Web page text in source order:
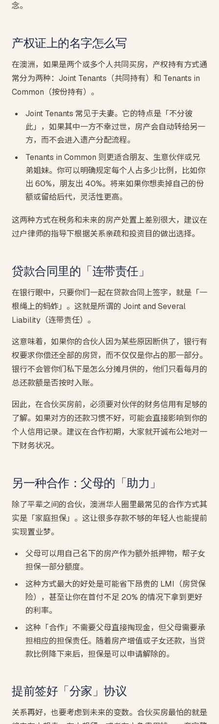
念。
产权证上的名字怎么写
在澳洲，如果是两个或多个人共同买房，产权持有方式通
常分为两种：Joint Tenants（共同持有）和 Tenants in
Common（按份持有）。
Joint Tenants 常见于夫妻。它的特点是「不分彼
此」，如果其中一方不幸过世，房产会自动转给另一
方，而不会进入遗产分配流程。
Tenants in Common 则更适合朋友、生意伙伴或兄
弟姐妹。你可以明确规定每个人占多少比例，比如你
出 60%，朋友出 40%。将来如果你想卖掉自己的份
额或留给后代，灵活性更高。
这两种方式在税务和未来的房产处置上差别很大，建议在
过户律师的指导下根据关系亲疏和投资目的做出选择。
贷款合同里的「连带责任」
在银行眼中，只要你们一起在贷款合同上签字，就是「一
根绳上的蚂蚱」。这就是所谓的 Joint and Several
Liability（连带责任）。
这意味着，如果你的合伙人因为某些原因断供了，银行有
权要求你偿还全部的房贷，而不仅仅是你占的那一部分。
银行不会管你们私下是怎么分摊月供的，他们只看每月的
总还款额是否按时入账。
因此，在合伙买房前，必须要对伙伴的财务信用有足够的
了解。如果对方的还款习惯不好，可能会直接影响到你的
个人信用记录。建议在合作初期，大家就开诚布公地对一
下财务状况。
另一种合作：父母的「助力」
除了平辈之间的合伙，澳洲华人圈里最常见的合作方式其
实是「家庭担保」。这让很多存款不够的年轻人也能提前
实现置业梦。
父母可以用自己名下的房产作为额外抵押物，帮子女
担保一部分额度。
这种方式最大的好处是可能省下昂贵的 LMI（房贷保
险），甚至让你在首付不足 20% 的情况下拿到更好
的利率。
这种「合作」不需要父母直接掏现金，但父母需要承
担相应的担保责任。随着房产增值或子女还款，当贷
款比例降下来后，担保是可以申请解除的。
提前签好「分家」协议
关系再好，也要考虑到未来的变数。合伙买房最怕的就是